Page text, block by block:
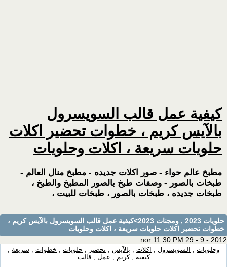
كيفية عمل قالب السويسرول
بالآيس كريم ، خطوات تحضير اكلات
حلويات سريعة ، اكلات وحلويات
مطبخ عالم حواء - صور اكلات جديده - مطبخ منال العالم -
طبخات بالصور - وصفات طبخ بالصور المطبخ والطبخ ،
طبخات جديده ، طبخات بالصور ، طبخات للبيت ،
حلويات 2023 , ومجنات 2023
>كيفية عمل قالب السويسرول بالآيس كريم ،
خطوات تحضير اكلات حلويات سريعة ، اكلات وحلويات
nor 11:30 PM 29 - 9 - 2012
وحلويات , السويسرول , اكلات , بالآيس , تحضير , حلويات , خطوات , سريعة ,
كيفية ,كريم , عمل ,قالب